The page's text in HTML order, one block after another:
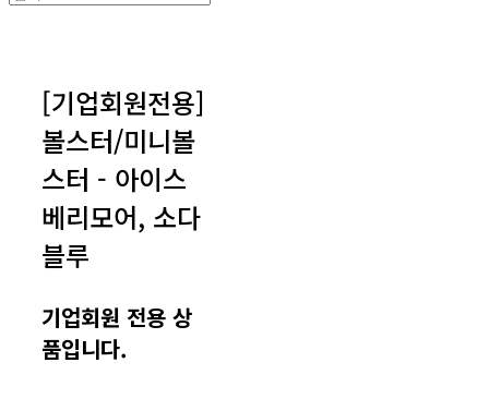
[기업회원전용]
볼스터/미니볼
스터 - 아이스
베리모어, 소다
블루
기업회원 전용 상
품입니다.